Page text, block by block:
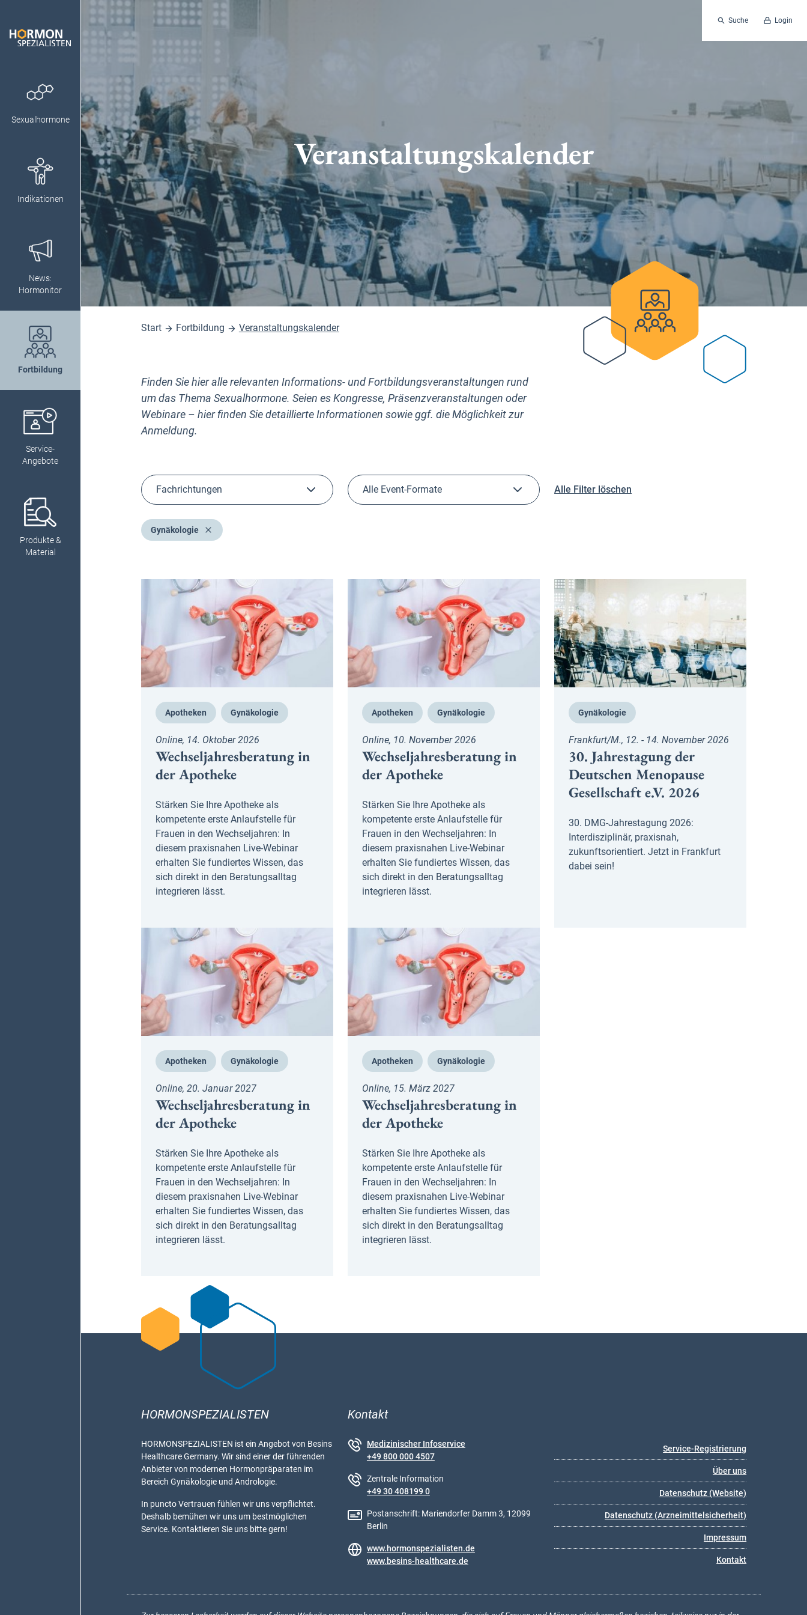
Sexualhormone
Indikationen
News:
Hormonitor
Fortbildung
Service-
Angebote
Produkte &
Material
Suche Login
Veranstaltungskalender
Start Fortbildung Veranstaltungskalender
Finden Sie hier alle relevanten Informations- und Fortbildungs­veranstaltungen rund
um das Thema Sexualhormone. Seien es Kongresse, Präsenzveranstaltungen oder
Webinare – hier finden Sie detaillierte Informationen sowie ggf. die Möglichkeit zur
Anmeldung.
Fachrichtungen Alle Event-Formate Alle Filter löschen
Gynäkologie
Apotheken Gynäkologie
Online, 14. Oktober 2026
Wechseljahresberatung in
der Apotheke
Stärken Sie Ihre Apotheke als
kompetente erste Anlaufstelle für
Frauen in den Wechseljahren: In
diesem praxisnahen Live-Webinar
erhalten Sie fundiertes Wissen, das
sich direkt in den Beratungsalltag
integrieren lässt.
Apotheken Gynäkologie
Online, 10. November 2026
Wechseljahresberatung in
der Apotheke
Stärken Sie Ihre Apotheke als
kompetente erste Anlaufstelle für
Frauen in den Wechseljahren: In
diesem praxisnahen Live-Webinar
erhalten Sie fundiertes Wissen, das
sich direkt in den Beratungsalltag
integrieren lässt.
Gynäkologie
Frankfurt/M., 12. - 14. November 2026
30. Jahrestagung der
Deutschen Menopause
Gesellschaft e.V. 2026
30. DMG-Jahrestagung 2026:
Interdisziplinär, praxisnah,
zukunftsorientiert. Jetzt in Frankfurt
dabei sein!
Apotheken Gynäkologie
Online, 20. Januar 2027
Wechseljahresberatung in
der Apotheke
Stärken Sie Ihre Apotheke als
kompetente erste Anlaufstelle für
Frauen in den Wechseljahren: In
diesem praxisnahen Live-Webinar
erhalten Sie fundiertes Wissen, das
sich direkt in den Beratungsalltag
integrieren lässt.
Apotheken Gynäkologie
Online, 15. März 2027
Wechseljahresberatung in
der Apotheke
Stärken Sie Ihre Apotheke als
kompetente erste Anlaufstelle für
Frauen in den Wechseljahren: In
diesem praxisnahen Live-Webinar
erhalten Sie fundiertes Wissen, das
sich direkt in den Beratungsalltag
integrieren lässt.
HORMONSPEZIALISTEN
HORMONSPEZIALISTEN ist ein Angebot von Besins
Healthcare Germany. Wir sind einer der führenden
Anbieter von modernen Hormonpräparaten im
Bereich Gynäkologie und Andrologie.
In puncto Vertrauen fühlen wir uns verpflichtet.
Deshalb bemühen wir uns um bestmöglichen
Service. Kontaktieren Sie uns bitte gern!
Kontakt
Medizinischer Infoservice
+49 800 000 4507
Zentrale Information
+49 30 408199 0
Postanschrift: Mariendorfer Damm 3, 12099
Berlin
www.hormonspezialisten.de
www.besins-healthcare.de
Service-Registrierung
Über uns
Datenschutz (Website)
Datenschutz (Arzneimittelsicherheit)
Impressum
Kontakt